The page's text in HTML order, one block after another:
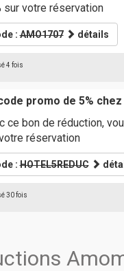
sur votre réservation
:AMO1707 détails
4 fois
promo de 5%
ce bon de réduction,
réservation
:HOTEL5REDUC
30 fois